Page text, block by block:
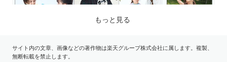
もっと見る
サイト内の文章、画像などの著作物は楽天グループ株式会社に属します。複製、
無断転載を禁止します。